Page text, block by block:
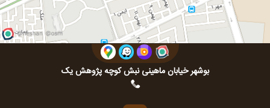
بوشهر خیابان ماهینی نبش کوچه پژوهش یک